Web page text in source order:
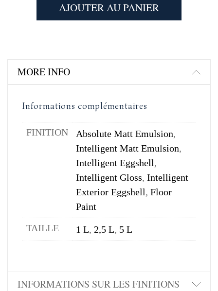
AJOUTER AU PANIER
MORE INFO
Informations complémentaires
FINITION Absolute Matt Emulsion,
Intelligent Matt Emulsion,
Intelligent Eggshell,
Intelligent Gloss, Intelligent
Exterior Eggshell, Floor
Paint
TAILLE
1 L, 2,5 L, 5 L
INFORMATIONS SUR LES FINITIONS